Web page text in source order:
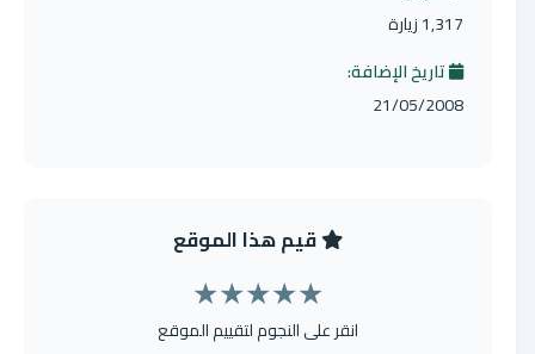
1,317 زيارة
تاريخ الإضافة:
21/05/2008
قيم هذا الموقع
★
★
★
★
★
انقر على النجوم لتقييم الموقع